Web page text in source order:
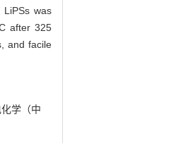
was
after 325
and facile
学（中